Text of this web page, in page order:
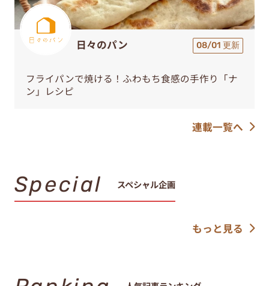
日々のパン 08/01 更新
フライパンで焼ける！ふわもち食感の手作り「ナ
ン」レシピ
連載一覧へ
Special スペシャル企画
もっと見る